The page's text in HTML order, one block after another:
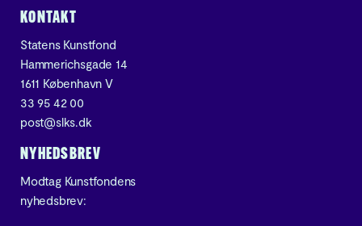
KONTAKT
Statens Kunstfond
Hammerichsgade 14
1611 København V
33 95 42 00
post@slks.dk
NYHEDSBREV
Modtag Kunstfondens
nyhedsbrev: